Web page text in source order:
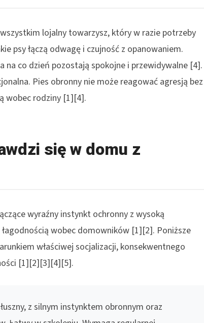
lojalny towarzysz, który w razie potrzeby
psy łączą odwagę i czujność z opanowaniem.
na co dzień pozostają spokojne i przewidywalne [4].
Pies obronny nie może reagować agresją bez
wobec rodziny [1][4].
się w domu z
wyraźny instynkt ochronny z wysoką
wobec domowników [1][2]. Poniższe
właściwej socjalizacji, konsekwentnego
[1][2][3][4][5].
z silnym instynktem obronnym oraz